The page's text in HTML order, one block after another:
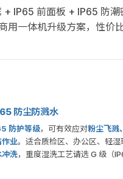
+ IP65 前面板 + IP65 防
用一体机升级方案，性价比
防尘防溅水
防护等级，可有效应对粉尘飞溅
作业。适合质检区、办公区、轻湿
冲洗，重度湿洗工艺请选 G 级（